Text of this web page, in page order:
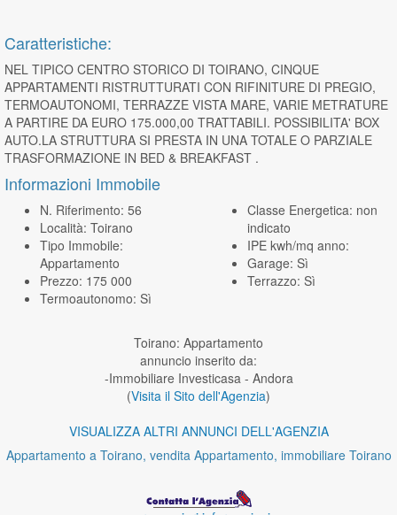
Caratteristiche:
NEL TIPICO CENTRO STORICO DI TOIRANO, CINQUE
APPARTAMENTI RISTRUTTURATI CON RIFINITURE DI PREGIO,
TERMOAUTONOMI, TERRAZZE VISTA MARE, VARIE METRATURE
A PARTIRE DA EURO 175.000,00 TRATTABILI. POSSIBILITA' BOX
AUTO.LA STRUTTURA SI PRESTA IN UNA TOTALE O PARZIALE
TRASFORMAZIONE IN BED & BREAKFAST .
Informazioni Immobile
N. Riferimento: 56
Località: Toirano
Tipo Immobile:
Appartamento
Prezzo: 175 000
Termoautonomo: Sì
Classe Energetica: non
indicato
IPE kwh/mq anno:
Garage: Sì
Terrazzo: Sì
Toirano: Appartamento
annuncio inserito da:
-Immobiliare Investicasa - Andora
(Visita il Sito dell'Agenzia)
VISUALIZZA ALTRI ANNUNCI DELL'AGENZIA
Appartamento a Toirano, vendita Appartamento, immobiliare Toirano